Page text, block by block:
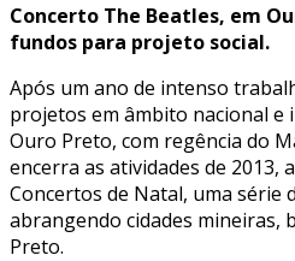
Concerto The Beatles, em
fundos para projeto social.
Após um ano de intenso
projetos em âmbito nacional e
Ouro Preto, com regência do
encerra as atividades de 2013,
Concertos de Natal, uma série
abrangendo cidades mineiras,
Preto.